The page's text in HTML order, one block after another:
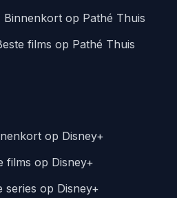
Binnenkort op Pathé Thuis
films op Pathé Thuis
op Disney+
films op Disney+
series op Disney+